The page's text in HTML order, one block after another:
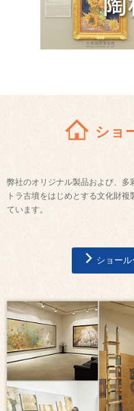
ショ
弊社のオリジナル製品および、多
トラ古墳をはじめとする文化財
ています。
ショー